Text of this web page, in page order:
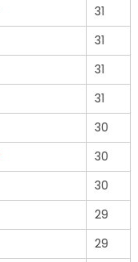
31
31
31
31
30
30
30
29
29